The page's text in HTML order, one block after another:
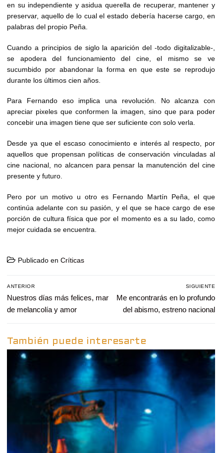
en su independiente y asidua querella de recuperar, mantener y
preservar, aquello de lo cual el estado debería hacerse cargo, en
palabras del propio Peña.
Cuando a principios de siglo la aparición del -todo digitalizable-,
se apodera del funcionamiento del cine, el mismo se ve
sucumbido por abandonar la forma en que este se reprodujo
durante los últimos cien años.
Para Fernando eso implica una revolución. No alcanza con
apreciar pixeles que conformen la imagen, sino que para poder
concebir una imagen tiene que ser suficiente con solo verla.
Desde ya que el escaso conocimiento e interés al respecto, por
aquellos que propensan políticas de conservación vinculadas al
cine nacional, no alcancen para pensar la manutención del cine
presente y futuro.
Pero por un motivo u otro es Fernando Martín Peña, el que
continúa adelante con su pasión, y el que se hace cargo de ese
porción de cultura física que por el momento es a su lado, como
mejor cuidada se encuentra.
Publicado en Críticas
Navegación
de
entradas
ANTERIOR
Entrada
anterior:
Nuestros días más felices, mar
de melancolía y amor
SIGUIENTE
Entrada
siguiente:
Me encontrarás en lo profundo
del abismo, estreno nacional
También puede interesarte